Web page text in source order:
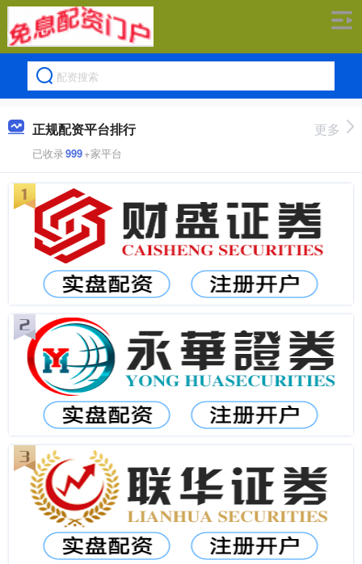
正规配资平台排行
已收录999+家平台
更多